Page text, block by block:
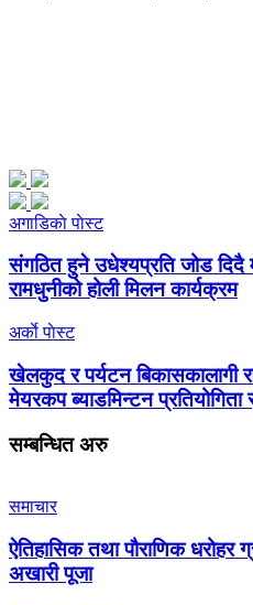
अगाडिकाे पाेस्ट
संगठित हुने उधेश्यप्रति जोड दिदै
रामधुनीको होली मिलन कार्यक्रम
अर्काे पाेस्ट
खेलकुद र पर्यटन बिकासकालागी
मेयरकप ब्याडमिन्टन
सम्बन्धितअरु
समाचार
ऐतिहासिक तथा पौराणिक धरोहर
अखारी पूजा